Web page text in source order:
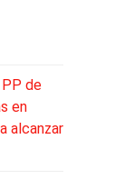
de
en
alcanzar